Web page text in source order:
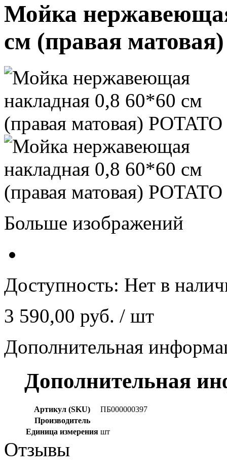
Мойка
см (правая
Больше изображений
Доступность: Нет в
3 590,00 руб. / шт
Дополнительная
Дополнительная
Артикул (SKU)
ПБ000000397
Производитель
Единица измерения шт
Отзывы